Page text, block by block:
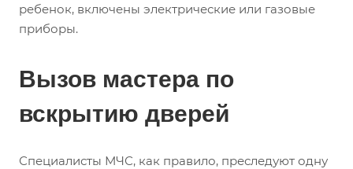
ребенок, включены электрические или газовые
приборы.
Вызов мастера по
вскрытию дверей
Специалисты МЧС, как правило, преследуют одну